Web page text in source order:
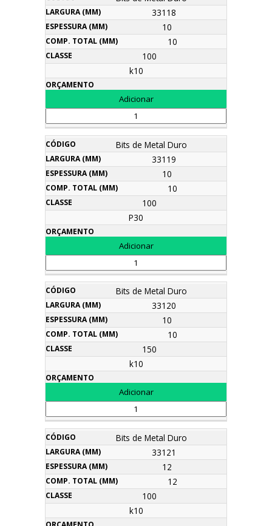
33118
10
10
100
k10
Bits de Metal Duro
33119
10
10
100
P30
Bits de Metal Duro
33120
10
10
150
k10
Bits de Metal Duro
33121
12
12
100
k10